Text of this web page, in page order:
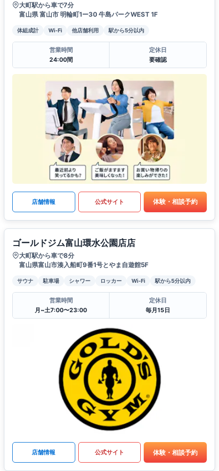
大町駅から車で7分
富山県 富山市 明輪町1ー30 牛島パークWEST 1F
体組成計 Wi-Fi 他店舗利用 駅から5分以内
営業時間
24:00間
定休日
要確認
店舗情報 公式サイト 体験・相談予約
ゴールドジム富山環水公園店店
大町駅から車で8分
富山県富山市湊入船町9番1号とやま自遊館5F
サウナ 駐車場 シャワー ロッカー Wi-Fi 駅から5分以内
営業時間
月~土7:00〜23:00
定休日
毎月15日
店舗情報 公式サイト 体験・相談予約